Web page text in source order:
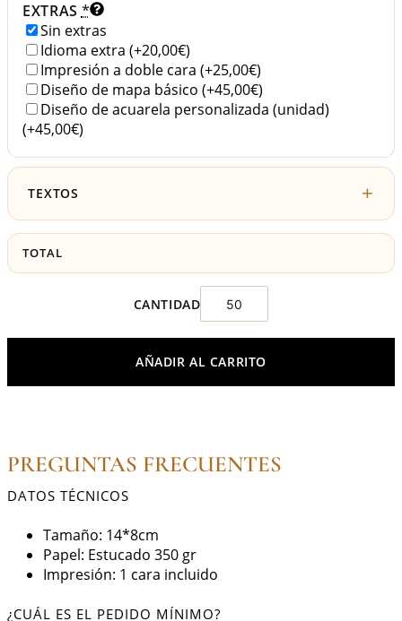
EXTRAS *
Sin extras
Idioma extra (+20,00€)
Impresión a doble cara (+25,00€)
Diseño de mapa básico (+45,00€)
Diseño de acuarela personalizada (unidad)
(+45,00€)
TEXTOS
TOTAL
AÑADIR AL CARRITO
PREGUNTAS FRECUENTES
DATOS TÉCNICOS
Tamaño: 14*8cm
Papel: Estucado 350 gr
Impresión: 1 cara incluido
¿CUÁL ES EL PEDIDO MÍNIMO?